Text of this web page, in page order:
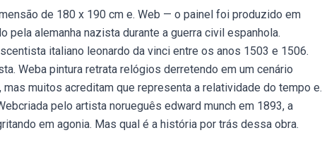
de 180 x 190 cm e. Web — o painel foi produzido em
alemanha nazista durante a guerra civil espanhola.
italiano leonardo da vinci entre os anos 1503 e 1506.
Weba pintura retrata relógios derretendo em um cenário
muitos acreditam que representa a relatividade do tempo e.
pelo artista norueguês edward munch em 1893, a
em agonia. Mas qual é a história por trás dessa obra.